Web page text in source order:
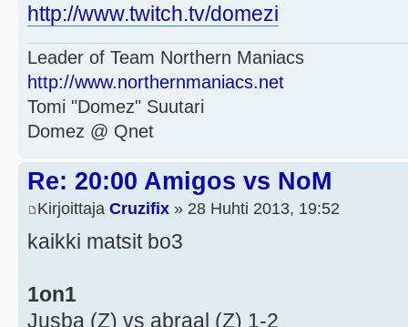
http://www.twitch.tv/domezi
Leader of Team Northern Maniacs
http://www.northernmaniacs.net
Tomi "Domez" Suutari
Domez @ Qnet
Re: 20:00 Amigos vs NoM
Kirjoittaja Cruzifix » 28 Huhti 2013, 19:52
kaikki matsit bo3
1on1
Jusba (Z) vs abraal (Z) 1-2